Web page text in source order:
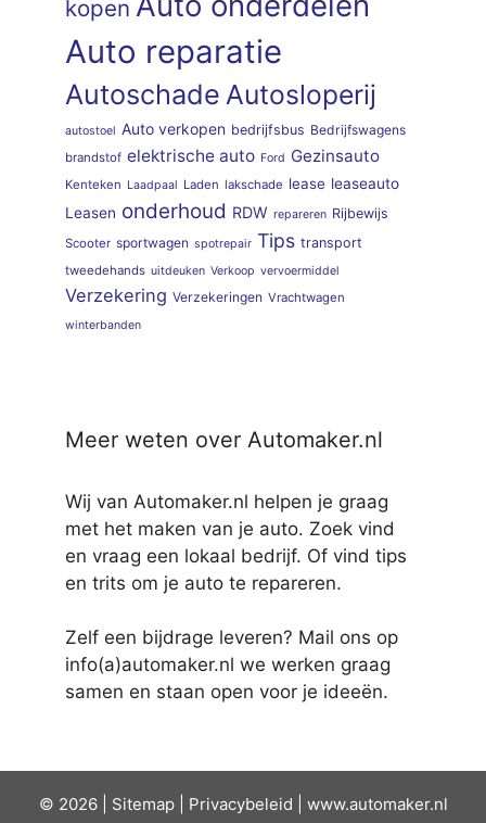
kopen
Auto reparatie
Autoschade Autosloperij
autostoel Auto verkopen bedrijfsbus Bedrijfswagens
brandstof elektrische auto Ford Gezinsauto
Kenteken Laadpaal Laden lakschade lease leaseauto
Leasen onderhoud RDW repareren Rijbewijs
Scooter sportwagen spotrepair Tips transport
tweedehands uitdeuken Verkoop vervoermiddel
Verzekering Verzekeringen Vrachtwagen
winterbanden
Meer weten over Automaker.nl
Wij van Automaker.nl helpen je graag
met het maken van je auto. Zoek vind
en vraag een lokaal bedrijf. Of vind tips
en trits om je auto te repareren.
Zelf een bijdrage leveren? Mail ons op
info(a)automaker.nl we werken graag
samen en staan open voor je ideeën.
© 2026 | Sitemap| Privacybeleid www.automaker.nl